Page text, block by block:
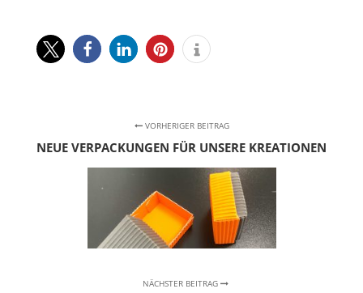
VORHERIGER BEITRAG
NEUE VERPACKUNGEN FÜR UNSERE KREATIONEN
NÄCHSTER BEITRAG